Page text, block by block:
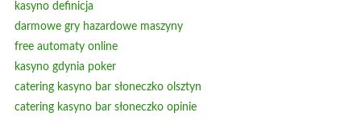
kasyno definicja
darmowe gry hazardowe maszyny
free automaty online
kasyno gdynia poker
catering kasyno bar słoneczko olsztyn
catering kasyno bar słoneczko opinie